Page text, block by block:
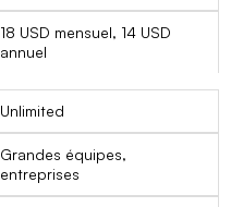
18 USD mensuel, 14 USD
annuel
Unlimited
Grandes équipes,
entreprises